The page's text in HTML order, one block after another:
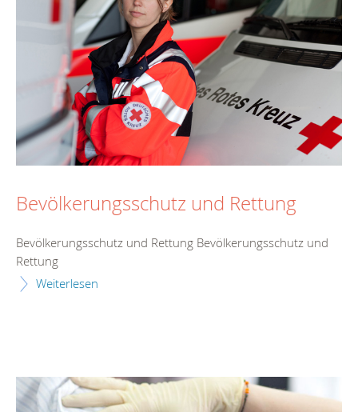
Bevölkerungsschutz und Rettung
Bevölkerungsschutz und Rettung Bevölkerungsschutz und
Rettung
Weiterlesen